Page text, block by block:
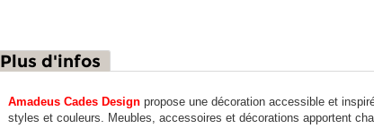
Plus d'infos
Amadeus Cades Designpropose une décoration accessible et
styles et couleurs. Meubles, accessoires et décorations apportent